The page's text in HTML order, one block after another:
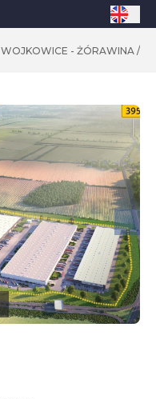
WOJKOWICE - ŻÓRAWINA /